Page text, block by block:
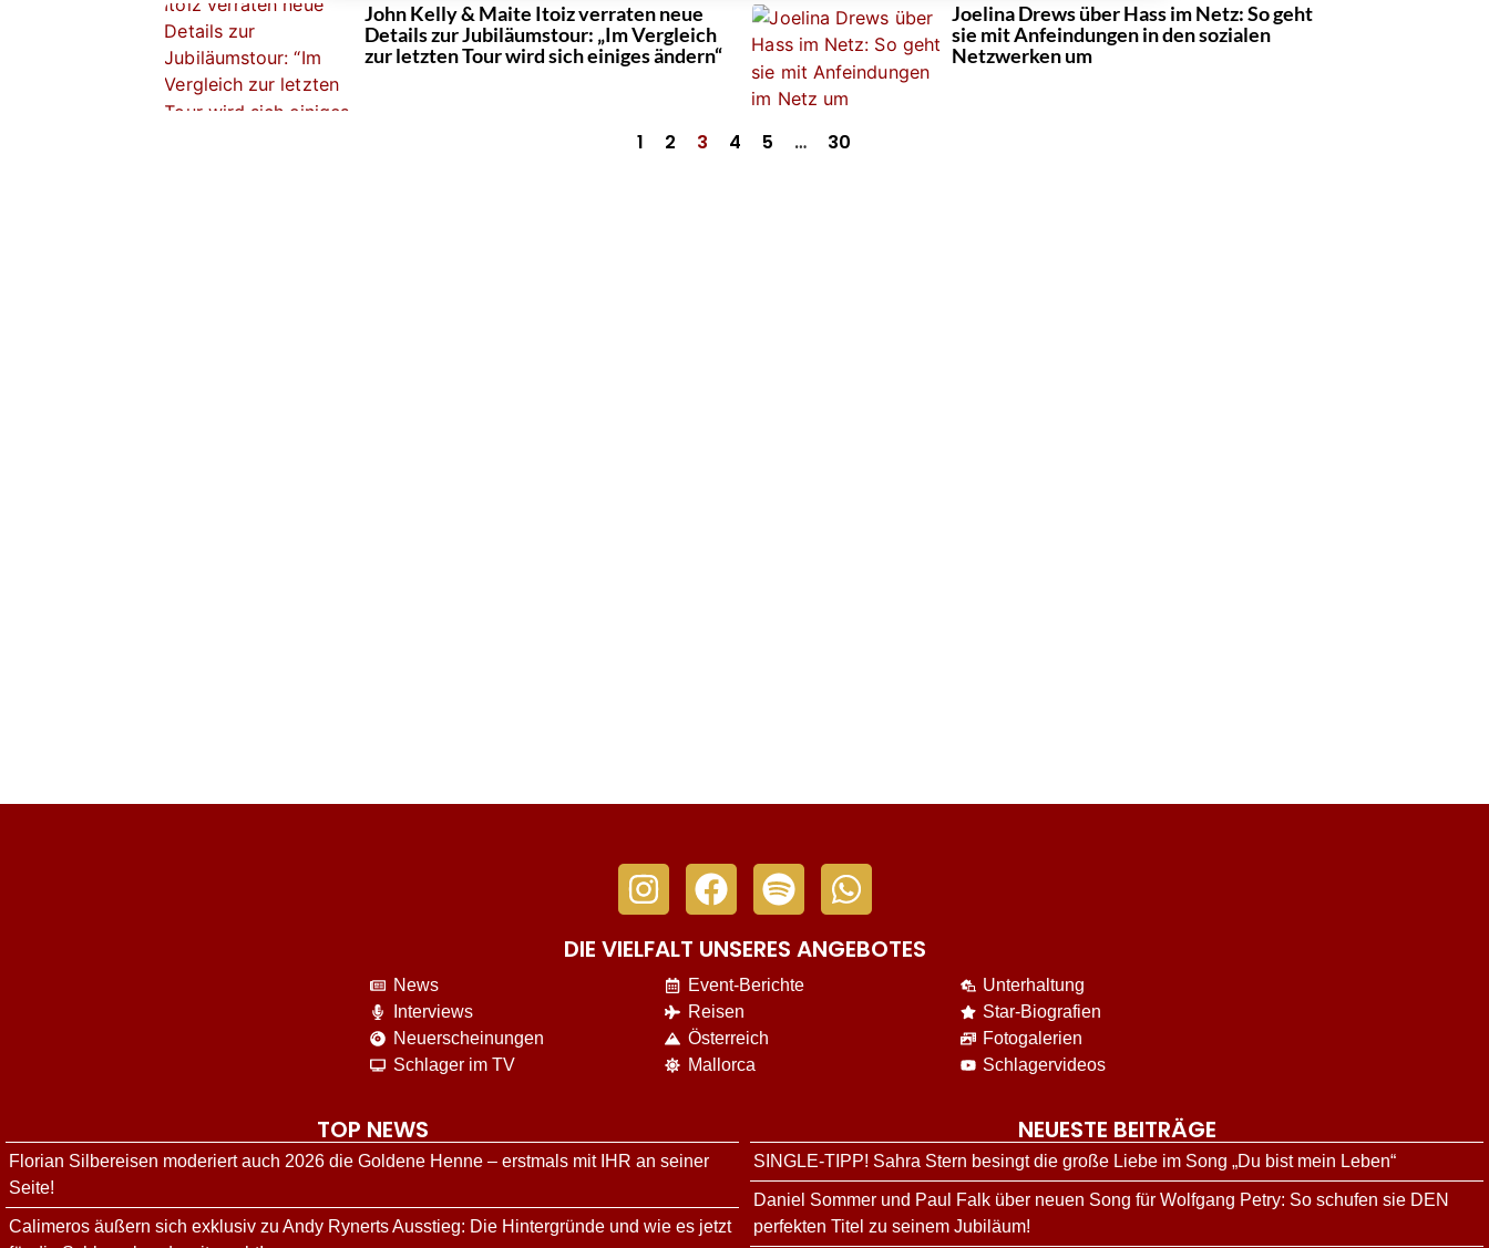
John Kelly & Maite Itoiz verraten neue
Details zur Jubiläumstour: „Im Vergleich
zur letzten Tour wird sich einiges ändern“
Joelina Drews über Hass im Netz: So geht
sie mit Anfeindungen in den sozialen
Netzwerken um
1 2 3 4 5 … 30
DIE VIELFALT UNSERES ANGEBOTES
News
Interviews
Neuerscheinungen
Schlager im TV
Event-Berichte
Reisen
Österreich
Mallorca
Unterhaltung
Star-Biografien
Fotogalerien
Schlagervideos
TOP NEWS
Florian Silbereisen moderiert auch 2026 die Goldene Henne – erstmals mit IHR an seiner
Seite!
Calimeros äußern sich exklusiv zu Andy Rynerts Ausstieg: Die Hintergründe und wie es jetzt
NEUESTE BEITRÄGE
SINGLE-TIPP! Sahra Stern besingt die große Liebe im Song „Du bist mein Leben“
Daniel Sommer und Paul Falk über neuen Song für Wolfgang Petry: So schufen sie DEN
perfekten Titel zu seinem Jubiläum!